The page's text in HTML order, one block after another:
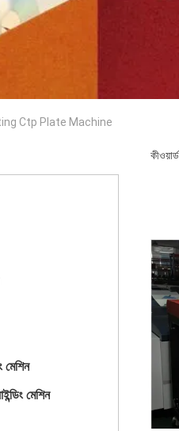
Ctp Plate Machine
মেশিন
মেশিন